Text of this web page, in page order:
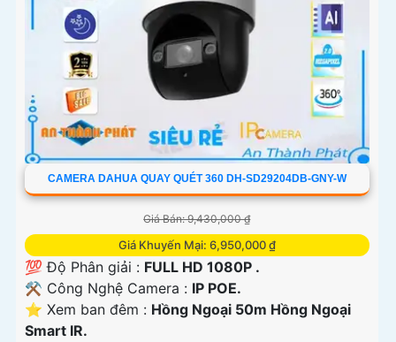
CAMERA DAHUA QUAY QUÉT 360 DH-SD29204DB-GNY-W
Giá Bán: 9,430,000 ₫
Giá Khuyến Mại: 6,950,000 ₫
💯 Độ Phân giải : FULL HD 1080P .
⚒ Công Nghệ Camera : IP POE.
⭐ Xem ban đêm : Hồng Ngoại 50m Hồng Ngoại
Smart IR.